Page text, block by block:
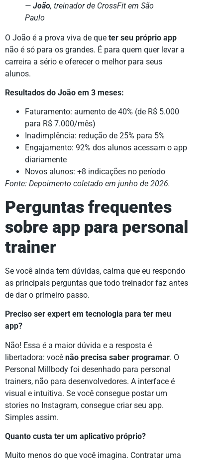
— João, treinador de CrossFit em São
Paulo
O João é a prova viva de que ter seu próprio app
não é só para os grandes. É para quem quer levar a
carreira a sério e oferecer o melhor para seus
alunos.
Resultados do João em 3 meses:
Faturamento: aumento de 40% (de R$ 5.000
para R$ 7.000/mês)
Inadimplência: redução de 25% para 5%
Engajamento: 92% dos alunos acessam o app
diariamente
Novos alunos: +8 indicações no período
Fonte: Depoimento coletado em junho de 2026.
Perguntas frequentes
sobre app para personal
trainer
Se você ainda tem dúvidas, calma que eu respondo
as principais perguntas que todo treinador faz antes
de dar o primeiro passo.
Preciso ser expert em tecnologia para ter meu
app?
Não! Essa é a maior dúvida e a resposta é
libertadora: você não precisa saber programar. O
Personal Millbody foi desenhado para personal
trainers, não para desenvolvedores. A interface é
visual e intuitiva. Se você consegue postar um
stories no Instagram, consegue criar seu app.
Simples assim.
Quanto custa ter um aplicativo próprio?
Muito menos do que você imagina. Contratar uma